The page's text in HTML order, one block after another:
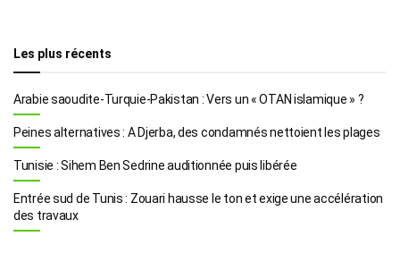
Les plus récents
Arabie saoudite-Turquie-Pakistan : Vers un « OTAN islamique » ?
Peines alternatives : A Djerba, des condamnés nettoient les plages
Tunisie : Sihem Ben Sedrine auditionnée puis libérée
Entrée sud de Tunis : Zouari hausse le ton et exige une accélération
des travaux